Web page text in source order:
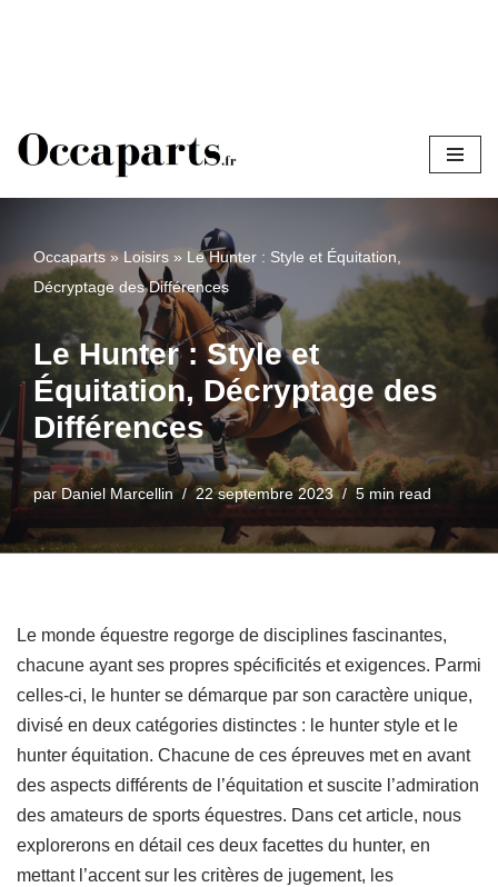
au
Occaparts »Loisirs » Le Hunter : Style et Équitation,
Décryptage des Différences
Le Hunter : Style et
Équitation, Décryptage des
Différences
parDaniel Marcellin 22 septembre 2023 5 min read
Le monde équestre regorge de disciplines fascinantes,
chacune ayant ses propres spécificités et exigences. Parmi
celles-ci, le hunter se démarque par son caractère unique,
divisé en deux catégories distinctes : le hunter style et le
hunter équitation. Chacune de ces épreuves met en avant
des aspects différents de l’équitation et suscite l’admiration
des amateurs de sports équestres. Dans cet article, nous
explorerons en détail ces deux facettes du hunter, en
mettant l’accent sur les critères de jugement, les